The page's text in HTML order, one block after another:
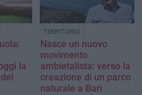
la
TERRITORIO
Nasce un nuovo
movimento
ambietalista: verso la
creazione di un parco
naturale a Bari